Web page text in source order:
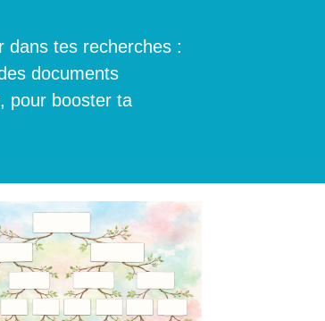
dans tes recherches :
documents
pour booster ta